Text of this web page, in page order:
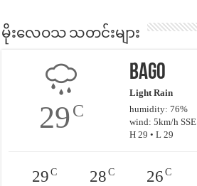
မိုးလေဝသ သတင်းများ
29C
Bago
Light Rain
humidity: 76%
wind: 5km/h SSE
H 29 • L 29
29C 28C 26 C